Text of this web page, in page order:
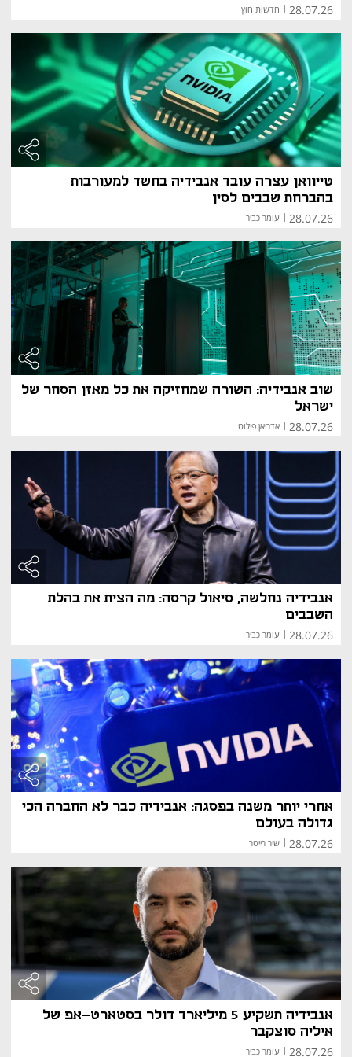
28.07.26 חדשות חוץ
טייוואן עצרה עובד אנבידיה בחשד למעורבות
בהברחת שבבים לסין
28.07.26 עומר כביר
שוב אנבידיה: השורה שמחזיקה את כל מאזן הסחר של
ישראל
28.07.26 אדריאן פילוט
אנבידיה נחלשה, סיאול קרסה: מה הצית את בהלת
השבבים
28.07.26 עומר כביר
אחרי יותר משנה בפסגה: אנבידיה כבר לא החברה הכי
גדולה בעולם
28.07.26 שיר רייטר
אנבידיה תשקיע 5 מיליארד דולר בסטארט-אפ של
איליה סוצקבר
28.07.26 עומר כביר